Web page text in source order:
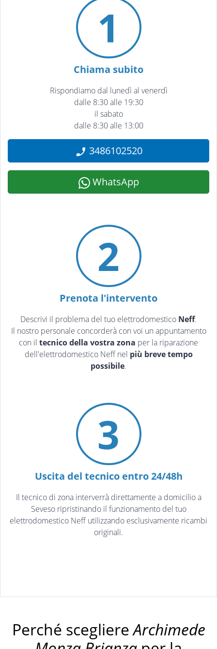
1
Chiama subito
Rispondiamo dal lunedì al venerdì
dalle 8:30 alle 19:30
il sabato
dalle 8:30 alle 13:00
3486102520
WhatsApp
2
Prenota l'intervento
Descrivi il problema del tuo elettrodomestico Neff.
Il nostro personale concorderà con voi un appuntamento
con il tecnico della vostra zona per la riparazione
dell'elettrodomestico Neff nel più breve tempo
possibile.
3
Uscita del tecnico entro 24/48h
Il tecnico di zona interverrà direttamente a domicilio a
Seveso ripristinando il funzionamento del tuo
elettrodomestico Neff utilizzando esclusivamente ricambi
originali.
Perché scegliereArchimede